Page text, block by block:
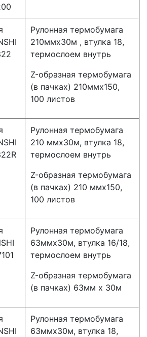
Рулонная термобумага
210ммx30м , втулка 18,
термослоем внутрь
Z-образная термобумага
(в пачках) 210ммx150,
100 листов
Рулонная термобумага
210 ммx30м, втулка 18,
термослоем внутрь
Z-образная термобумага
(в пачках) 210 ммх150,
100 листов
Рулонная термобумага
63ммx30м, втулка 16/18,
термослоем внутрь
Z-образная термобумага
(в пачках) 63мм х 30м
Рулонная термобумага
63ммx30м, втулка 18,